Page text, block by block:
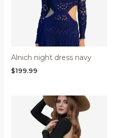
Alnich night dress navy
$199.99